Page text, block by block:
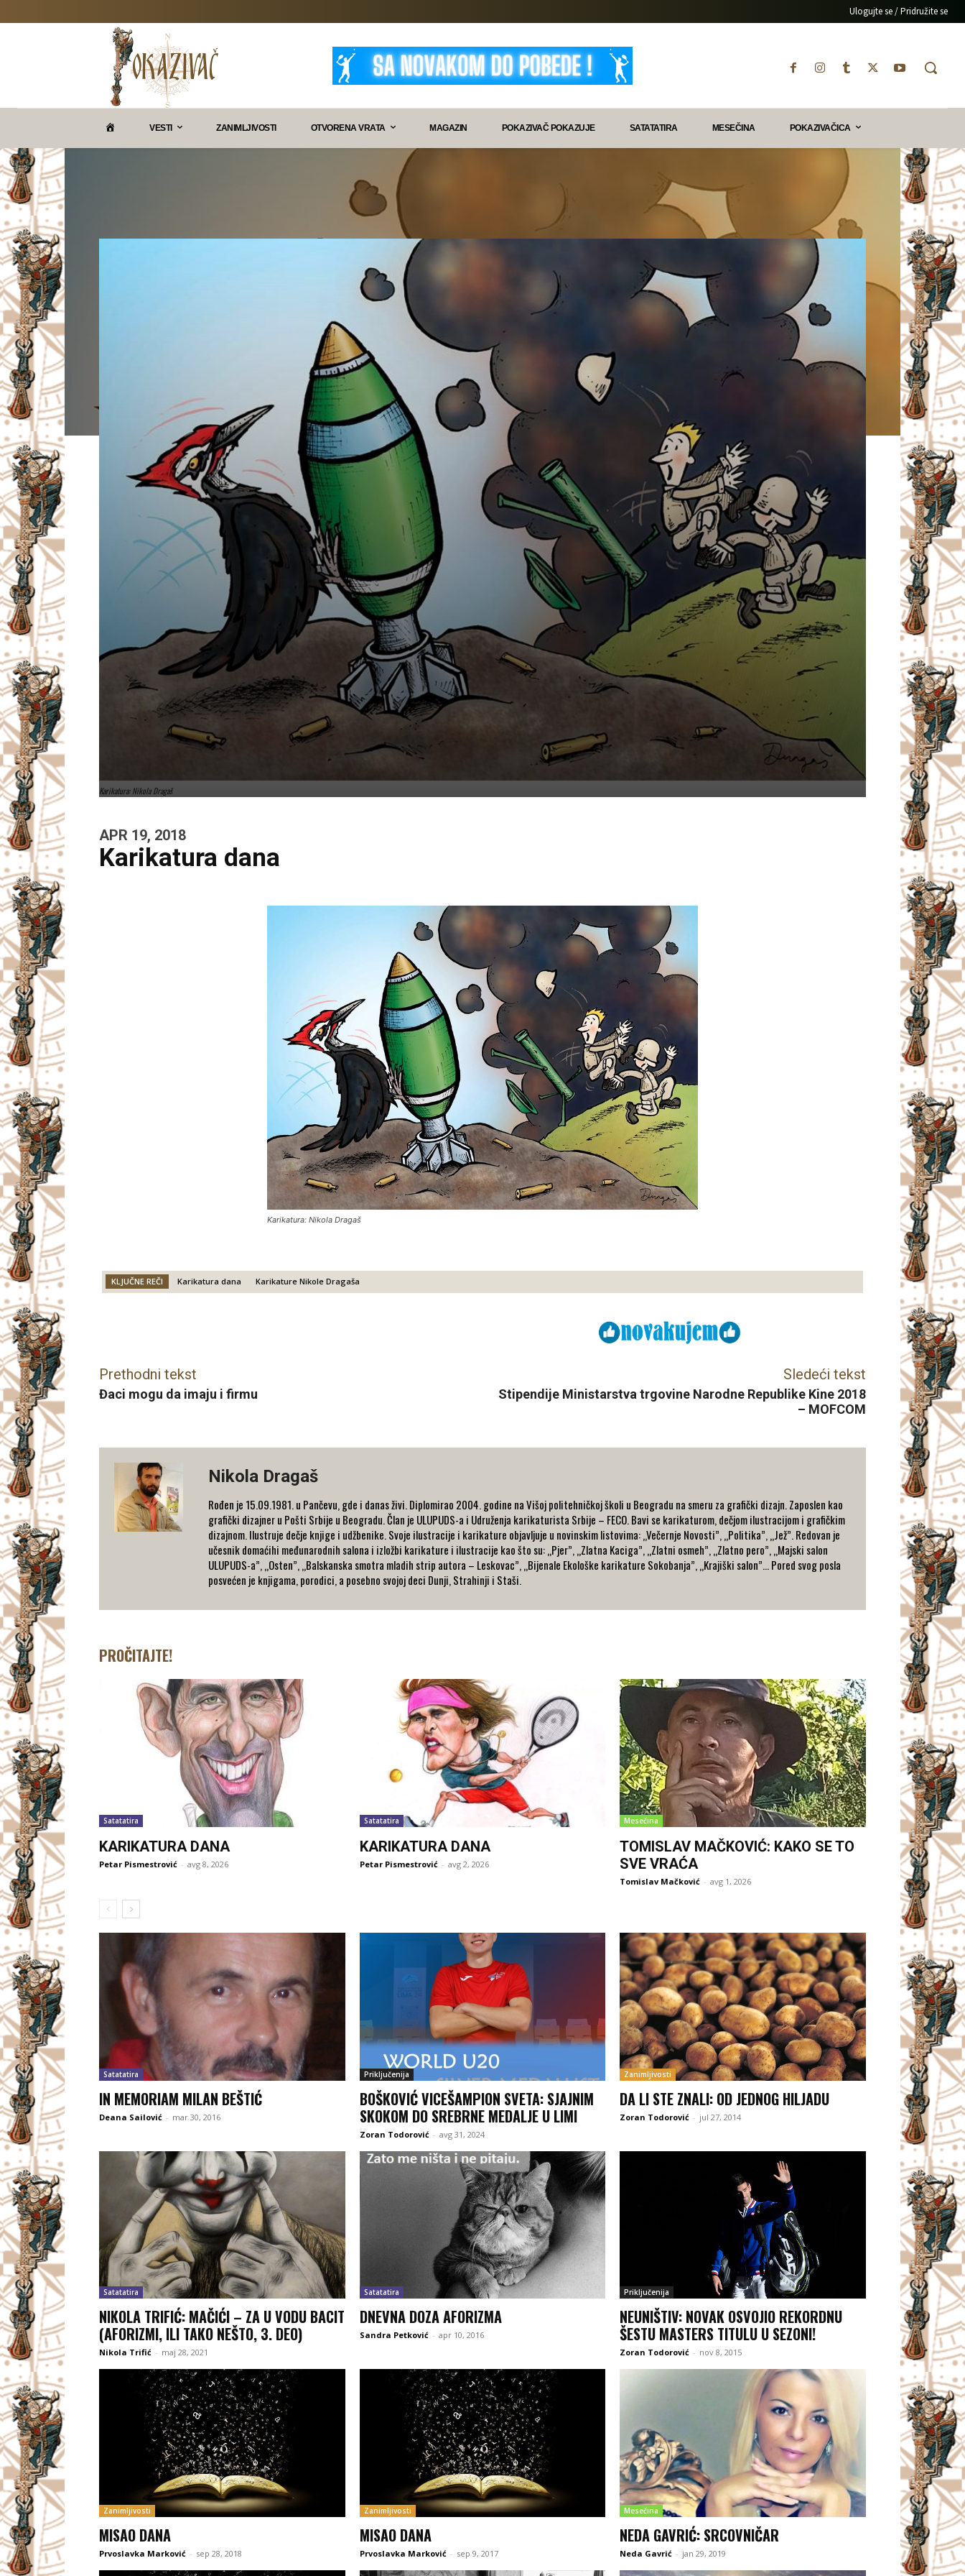
Ulogujte se / Pridružite se
VESTI ZANIMLJIVOSTI OTVORENA VRATA MAGAZIN POKAZIVAČ POKAZUJE SATATATIRA MESEČINA POKAZIVAČICA
Karikatura: Nikola Dragaš
APR 19, 2018
Karikatura dana
Karikatura: Nikola Dragaš
KLJUČNE REČI Karikatura dana Karikature Nikole Dragaša
Prethodni tekst
Đaci mogu da imaju i firmu
Sledeći tekst
Stipendije Ministarstva trgovine Narodne Republike Kine 2018
– MOFCOM
Nikola Dragaš
Rođen je 15.09.1981. u Pančevu, gde i danas živi. Diplomirao 2004. godine na Višoj politehničkoj školi u Beogradu na smeru za grafički dizajn. Zaposlen kao
grafički dizajner u Pošti Srbije u Beogradu. Član je ULUPUDS-a i Udruženja karikaturista Srbije – FECO. Bavi se karikaturom, dečjom ilustracijom i grafičkim
dizajnom. Ilustruje dečje knjige i udžbenike. Svoje ilustracije i karikature objavljuje u novinskim listovima: „Večernje Novosti”, „Politika”, „Jež”. Redovan je
učesnik domaćihi međunarodnih salona i izložbi karikature i ilustracije kao što su: „Pjer”, „Zlatna Kaciga”, „Zlatni osmeh”, „Zlatno pero”, „Majski salon
ULUPUDS-a”, „Osten”, „Balskanska smotra mladih strip autora – Leskovac”, „Bijenale Ekološke karikature Sokobanja”, „Krajiški salon”… Pored svog posla
posvećen je knjigama, porodici, a posebno svojoj deci Dunji, Strahinji i Staši.
PROČITAJTE!
Satatatira
KARIKATURA DANA
Petar Pismestrović - avg 8, 2026
Satatatira
KARIKATURA DANA
Petar Pismestrović - avg 2, 2026
Mesečina
TOMISLAV MAČKOVIĆ: KAKO SE TO
SVE VRAĆA
Tomislav Mačković - avg 1, 2026
Satatatira
IN MEMORIAM MILAN BEŠTIĆ
Deana Sailović - mar 30, 2016
Priključenija
BOŠKOVIĆ VICEŠAMPION SVETA: SJAJNIM
SKOKOM DO SREBRNE MEDALJE U LIMI
Zoran Todorović - avg 31, 2024
Zanimljivosti
DA LI STE ZNALI: OD JEDNOG HILJADU
Zoran Todorović - jul 27, 2014
Satatatira
NIKOLA TRIFIĆ: MAČIĆI – ZA U VODU BACIT
(AFORIZMI, ILI TAKO NEŠTO, 3. DEO)
Nikola Trifić - maj 28, 2021
Satatatira
DNEVNA DOZA AFORIZMA
Sandra Petković - apr 10, 2016
Priključenija
NEUNIŠTIV: NOVAK OSVOJIO REKORDNU
ŠESTU MASTERS TITULU U SEZONI!
Zoran Todorović - nov 8, 2015
Zanimljivosti
MISAO DANA
Prvoslavka Marković - sep 28, 2018
Zanimljivosti
MISAO DANA
Prvoslavka Marković - sep 9, 2017
Mesečina
NEDA GAVRIĆ: SRCOVNIČAR
Neda Gavrić - jan 29, 2019